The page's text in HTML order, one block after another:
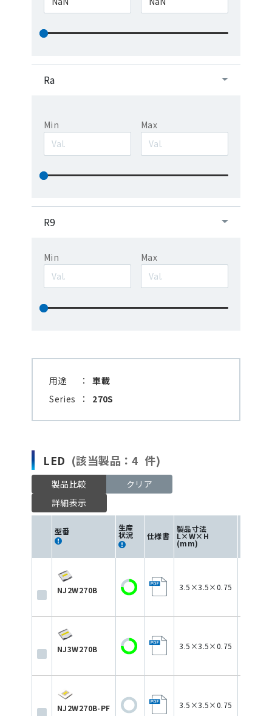
Ra
Min Max
R9
Min Max
用途 ：
車載
Series
： 270S
LED (該当製品：4 件)
製品比較
クリア
詳細表示
型番 生産
状況 仕様書
製品寸法
L×W×H
(mm)
NJ2W270B 3.5×3.5×0.75
NJ3W270B 3.5×3.5×0.75
NJ2W270B-PF 3.5×3.5×0.75